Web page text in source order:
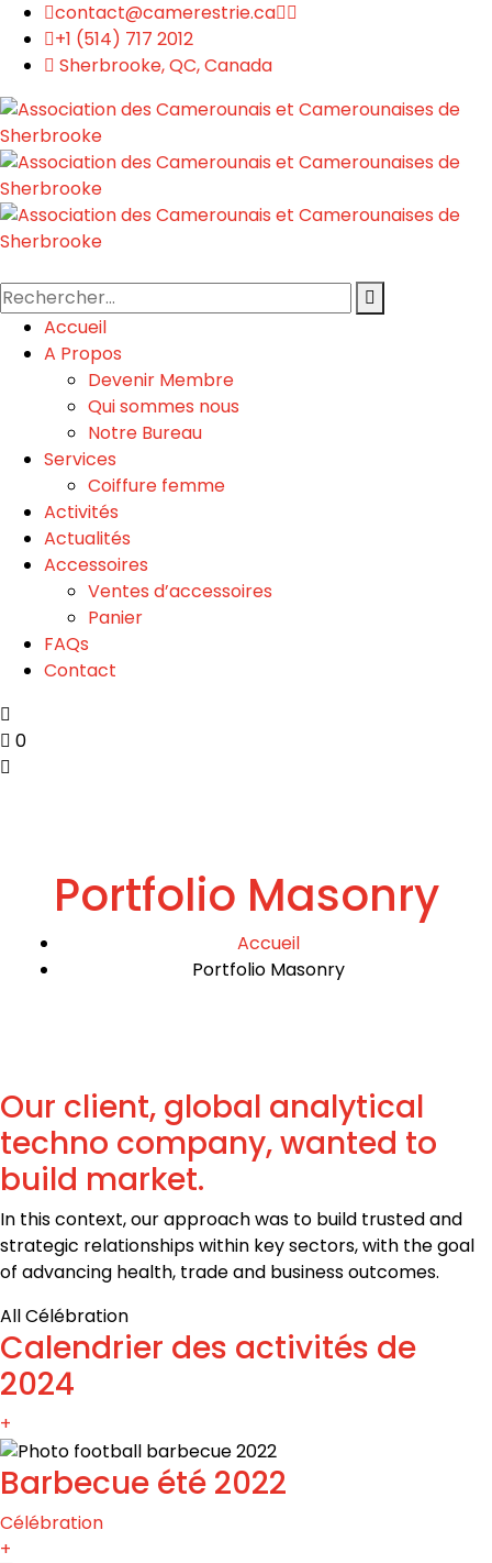
contact@camerestrie.ca
+1 (514) 717 2012
Sherbrooke, QC, Canada
Accueil
A Propos
Devenir Membre
Qui sommes nous
Notre Bureau
Services
Coiffure femme
Activités
Actualités
Accessoires
Ventes d’accessoires
Panier
FAQs
Contact
0
Portfolio Masonry
Accueil
Portfolio Masonry
Our client, global analytical
techno company, wanted to
build market.
In this context, our approach was to build trusted and
strategic relationships within key sectors, with the goal
of advancing health, trade and business outcomes.
AllCélébration
Calendrier des activités de
2024
+
Barbecue été 2022
Célébration
+